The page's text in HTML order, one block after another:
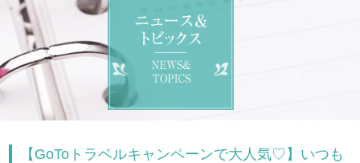
【GoToトラベルキャンペーンで大人気♡】いつも